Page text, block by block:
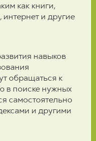
как книги,
и другие
навыков
обращаться к
в поиске нужных
самостоятельно
и другими